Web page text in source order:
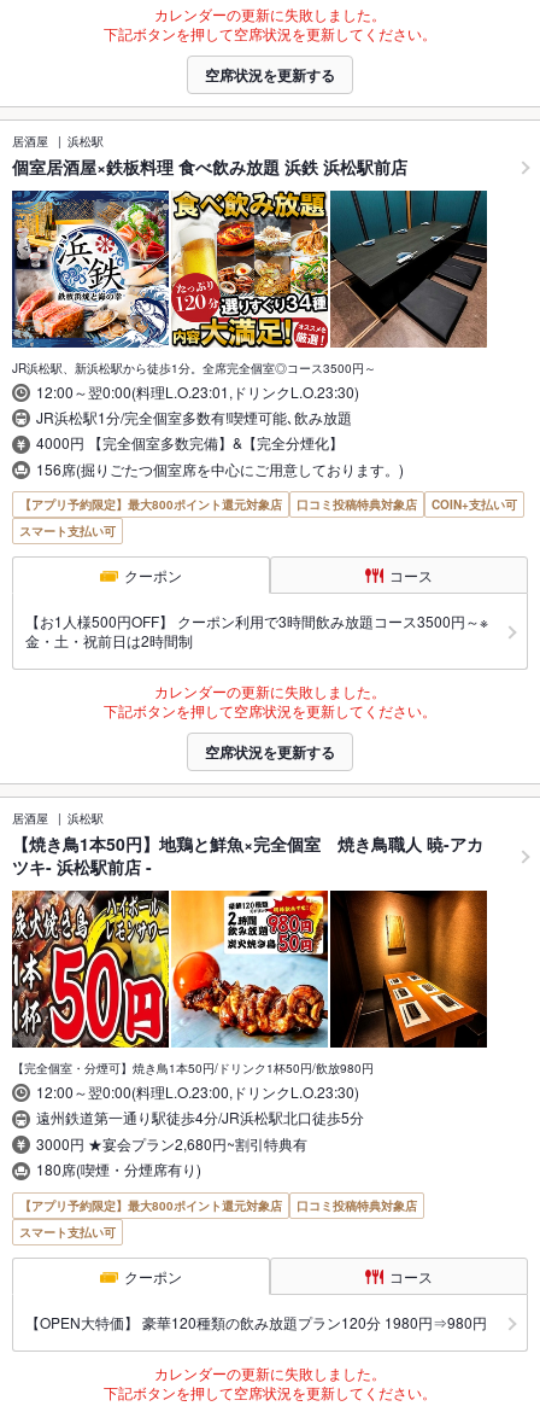
カレンダーの更新に失敗しました。
下記ボタンを押して空席状況を更新してください。
空席状況を更新する
居酒屋 浜松駅
個室居酒屋×鉄板料理 食べ飲み放題 浜鉄 浜松駅前店
JR浜松駅、新浜松駅から徒歩1分。全席完全個室◎コース3500円～
12:00～翌0:00(料理L.O.23:01,ドリンクL.O.23:30)
JR浜松駅1分/完全個室多数有!喫煙可能､飲み放題
4000円 【完全個室多数完備】&【完全分煙化】
156席(掘りごたつ個室席を中心にご用意しております。)
【アプリ予約限定】最大800ポイント還元対象店 口コミ投稿特典対象店
COIN+支払い可
スマート支払い可
クーポン コース
【お1人様500円OFF】 クーポン利用で3時間飲み放題コース3500円～※
金・土・祝前日は2時間制
カレンダーの更新に失敗しました。
下記ボタンを押して空席状況を更新してください。
空席状況を更新する
居酒屋 浜松駅
【焼き鳥1本50円】地鶏と鮮魚×完全個室 焼き鳥職人 暁-アカ
ツキ- 浜松駅前店 -
【完全個室・分煙可】焼き鳥1本50円/ドリンク1杯50円/飲放980円
12:00～翌0:00(料理L.O.23:00,ドリンクL.O.23:30)
遠州鉄道第一通り駅徒歩4分/JR浜松駅北口徒歩5分
3000円 ★宴会プラン2,680円~割引特典有
180席(喫煙・分煙席有り)
【アプリ予約限定】最大800ポイント還元対象店
口コミ投稿特典対象店
スマート支払い可
クーポン コース
【OPEN大特価】 豪華120種類の飲み放題プラン120分 1980円⇒980円
カレンダーの更新に失敗しました。
下記ボタンを押して空席状況を更新してください。